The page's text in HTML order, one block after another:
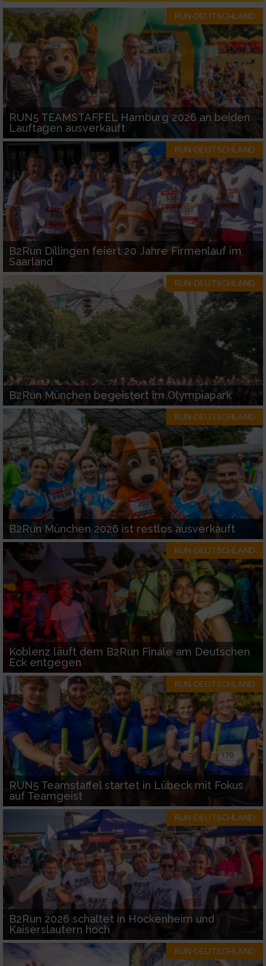
RUN-DEUTSCHLAND
RUN5 TEAMSTAFFEL Hamburg 2026 an beiden
Lauftagen ausverkauft
RUN-DEUTSCHLAND
B2Run Dillingen feiert 20 Jahre Firmenlauf im
Saarland
RUN-DEUTSCHLAND
B2Run München begeistert im Olympiapark
RUN-DEUTSCHLAND
B2Run München 2026 ist restlos ausverkauft
RUN-DEUTSCHLAND
Koblenz läuft dem B2Run Finale am Deutschen
Eck entgegen
RUN-DEUTSCHLAND
RUN5 Teamstaffel startet in Lübeck mit Fokus
auf Teamgeist
RUN-DEUTSCHLAND
B2Run 2026 schaltet in Hockenheim und
Kaiserslautern hoch
RUN-DEUTSCHLAND
Performance
Funktional
Werbung